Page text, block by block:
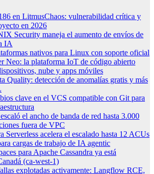
en LitmusChaos: vulnerabilidad crítica y
en 2026
Security maneja el aumento de envíos de
IA
nativos para Linux con soporte oficial
Neo: la plataforma IoT de código abierto
nube y apps móviles
Quality: detección de anomalías gratis y más
clave en el VCS compatible con Git para
el ancho de banda de red hasta 3.000
fuera de VPC
Serverless acelera el escalado hasta 12 ACUs
cargas de trabajo de IA agentic
para Apache Cassandra ya está
(ca-west-1)
explotadas activamente: Langflow RCE,